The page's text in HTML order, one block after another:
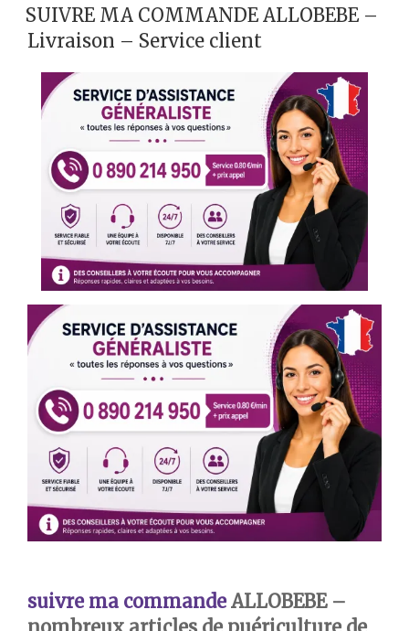
LE
SUIVRE MA COMMANDE ALLOBEBE –
Livraison – Service client
suivre ma commandeALLOBEBE –